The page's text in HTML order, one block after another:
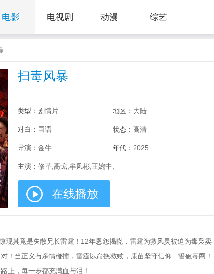
电影 电视剧 动漫 综艺
扫毒风暴
类型： 剧情片 地区： 大陆
对白： 国语 状态： 高清
导演： 金牛 年代： 2025
主演： 修革,高戈,牟凤彬,王婉中,
在线播放
现其竟是失散兄长雷霆！12年恩怨揭晓，雷霆为救风灵被迫为毒枭卖
！当正义与亲情碰撞，雷霆以命换救赎，康苗坚守信仰，誓破毒网！
上，每一步都充满血与泪！